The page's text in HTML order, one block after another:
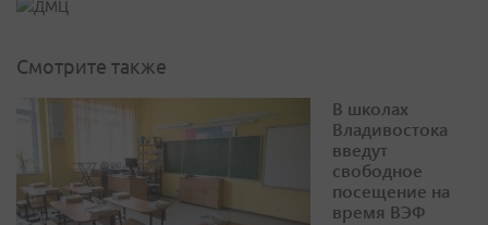
Смотрите также
В школах
Владивостока
введут
свободное
посещение на
время ВЭФ